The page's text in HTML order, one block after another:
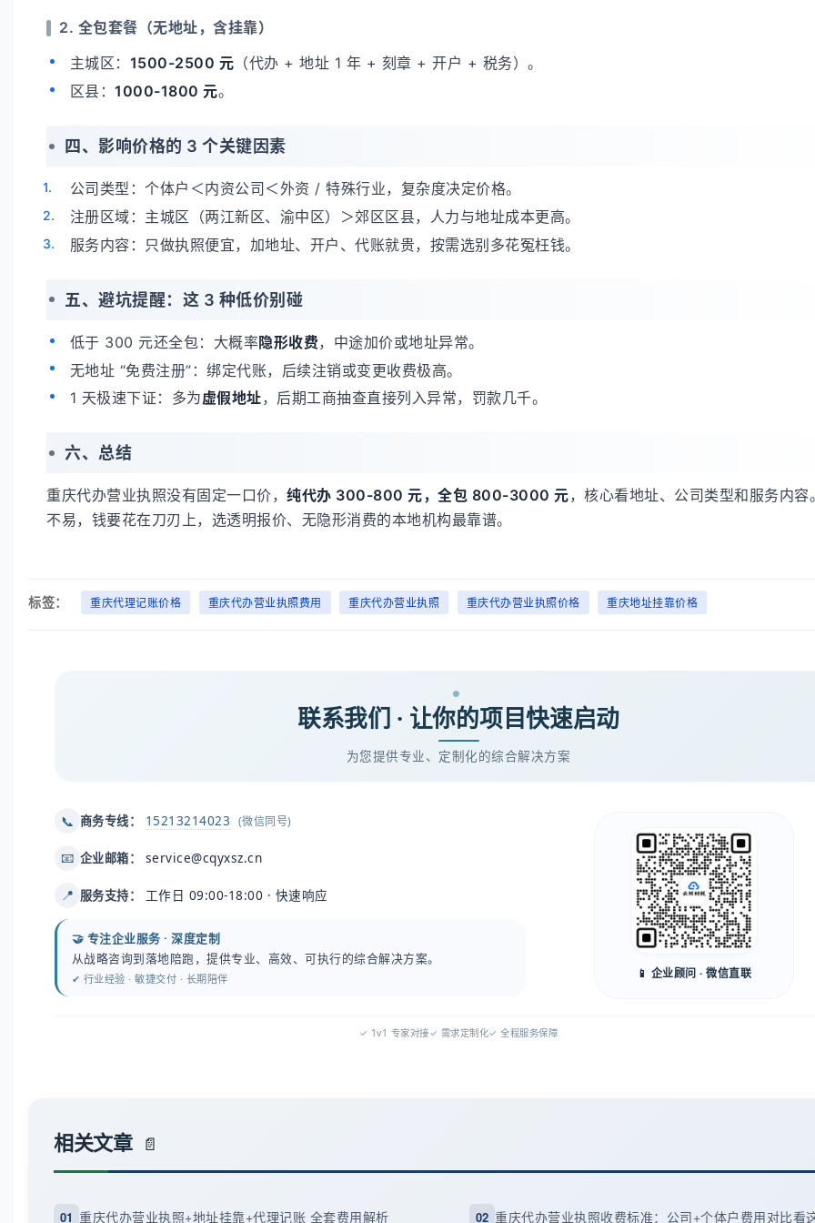
2. 全包套餐（无地址，含挂靠）
主城区： 1500-2500 元 （代办 + 地址 1 年 + 刻章 + 开户 + 税务）。
区县：1000-1800 元。
四、影响价格的 3 个关键因素
公司类型：个体户＜内资公司＜外资 / 特殊行业，复杂度决定价格。
注册区域：主城区（两江新区、渝中区）＞郊区区县，人力与地址成本更高。
服务内容：只做执照便宜，加地址、开户、代账就贵，按需选别多花冤枉钱。
五、避坑提醒：这 3 种低价别碰
低于 300 元还全包：大概率隐形收费，中途加价或地址异常。
无地址 “免费注册”：绑定代账，后续注销或变更收费极高。
1 天极速下证：多为虚假地址，后期工商抽查直接列入异常，罚款几千。
六、总结
重庆代办营业执照没有固定一口价， 纯代办 300-800 元，全包 800-3000 元，核心看地址、公司类型和服务内容
不易，钱要花在刀刃上，选透明报价、无隐形消费的本地机构最靠谱。
标签： 重庆代理记账价格 重庆代办营业执照费用 重庆代办营业执照 重庆代办营业执照价格 重庆地址挂靠价格
联系我们 · 让你的项目快速启动
为您提供专业、定制化的综合解决方案
📞 商务专线： 15213214023 (微信同号)
📧 企业邮箱： service@cqyxsz.cn
📍 服务支持： 工作日 09:00-18:00 · 快速响应
🤝 专注企业服务 · 深度定制
从战略咨询到落地陪跑，提供专业、高效、可执行的综合解决方案。
✔ 行业经验 · 敏捷交付 · 长期陪伴 📱 企业顾问 · 微信直联
✓ 1v1 专家对接✓ 需求定制化✓ 全程服务保障
相关文章
01 重庆代办营业执照+地址挂靠+代理记账 全套费用解析 02 重庆代办营业执照收费标准：公司+个体户费用对比看